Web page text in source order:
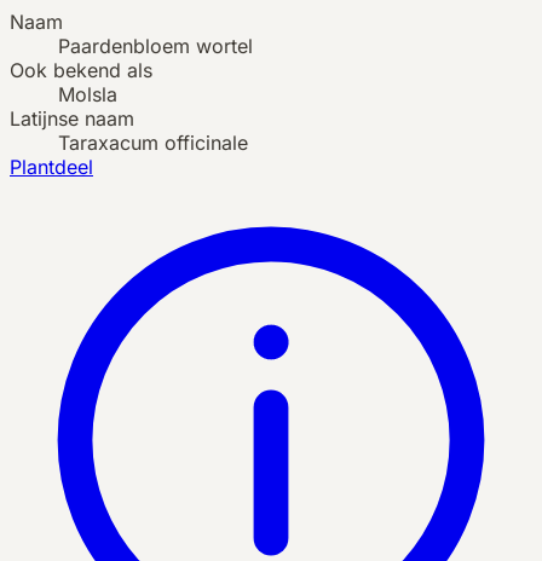
Naam
Paardenbloem wortel
Ook bekend als
Molsla
Latijnse naam
Taraxacum officinale
Plantdeel